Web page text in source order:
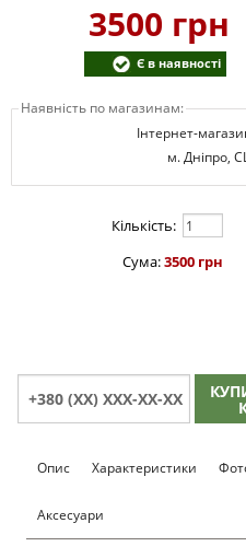
3500 грн
Є в наявності
Наявність по магазинам:
Інтернет-
м. Дніпро,
Кількість:
Сума:3500 грн
Опис Характеристики
Аксесуари